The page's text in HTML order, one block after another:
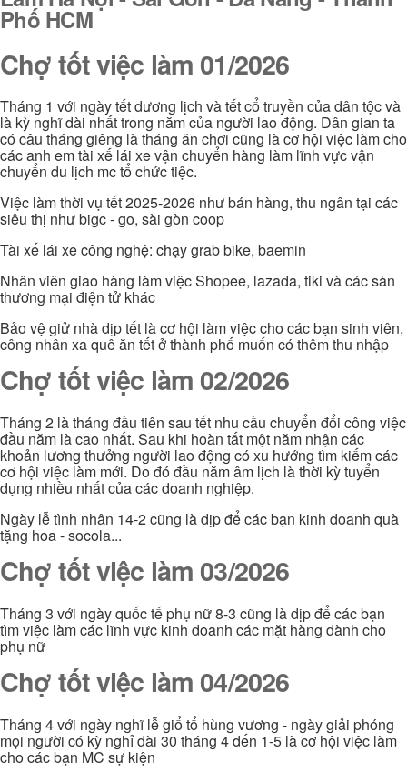
Phố HCM
Chợ tốt việc làm 01/2026
Tháng 1 với ngày tết dương lịch và tết cổ truyền của dân tộc và
là kỳ nghĩ dài nhất trong năm của người lao động. Dân gian ta
có câu tháng giêng là tháng ăn chơi cũng là cơ hội việc làm cho
các anh em tài xế lái xe vận chuyển hàng làm lĩnh vực vận
chuyển du lịch mc tổ chức tiệc.
Việc làm thời vụ tết 2025-2026 như bán hàng, thu ngân tại các
siêu thị như bigc - go, sài gòn coop
Tài xế lái xe công nghệ: chạy grab bike, baemin
Nhân viên giao hàng làm việc Shopee, lazada, tiki và các sàn
thương mại điện tử khác
Bảo vệ giử nhà dịp tết là cơ hội làm việc cho các bạn sinh viên,
công nhân xa quê ăn tết ở thành phố muốn có thêm thu nhập
Chợ tốt việc làm 02/2026
Tháng 2 là tháng đầu tiên sau tết nhu cầu chuyển đổi công việc
đầu năm là cao nhất. Sau khi hoàn tất một năm nhận các
khoản lương thưởng người lao động có xu hướng tìm kiếm các
cơ hội việc làm mới. Do đó đầu năm âm lịch là thời kỳ tuyển
dụng nhiều nhất của các doanh nghiệp.
Ngày lễ tình nhân 14-2 cũng là dịp để các bạn kinh doanh quà
tặng hoa - socola...
Chợ tốt việc làm 03/2026
Tháng 3 với ngày quốc tế phụ nữ 8-3 cũng là dịp để các bạn
tìm việc làm các lĩnh vực kinh doanh các mặt hàng dành cho
phụ nữ
Chợ tốt việc làm 04/2026
Tháng 4 với ngày nghĩ lễ giổ tổ hùng vương - ngày giải phóng
mọi người có kỳ nghỉ dài 30 tháng 4 đến 1-5 là cơ hội việc làm
cho các bạn MC sự kiện